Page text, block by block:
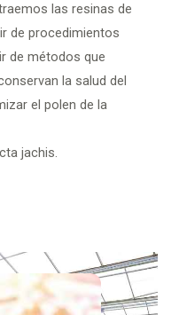
las resinas de
de procedimientos
de métodos que
la salud del
el polen de la
jachis.